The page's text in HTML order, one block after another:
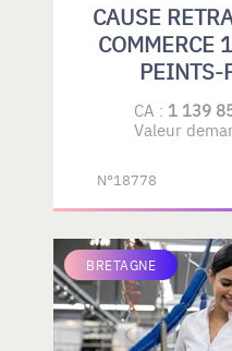
CAUSE
COMMERCE
PEINTS-
SOUPLES-
CA : 1 139
Valeur
N°18778
BRETAGNE